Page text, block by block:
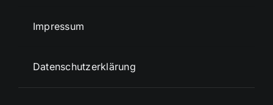
Impressum
Datenschutzerklärung